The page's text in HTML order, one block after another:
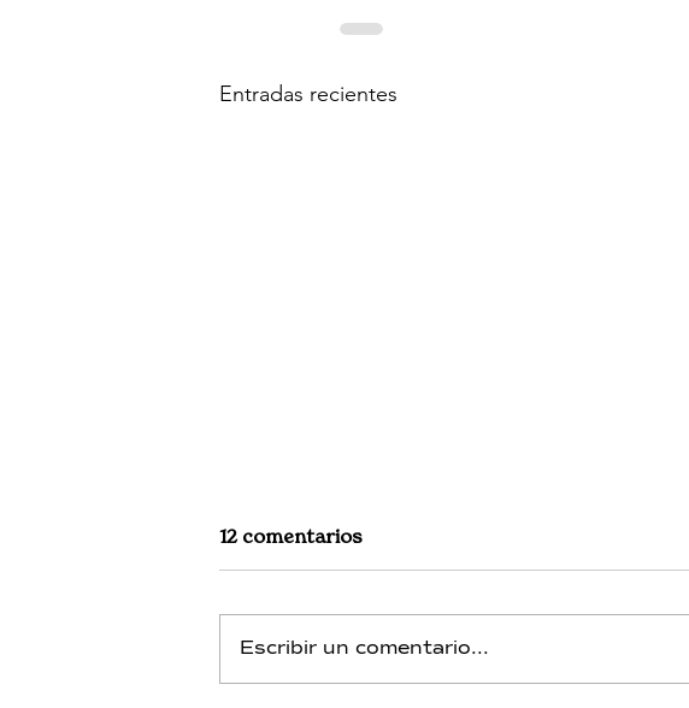
Entradas recientes
12 comentarios
Escribir un comentario...